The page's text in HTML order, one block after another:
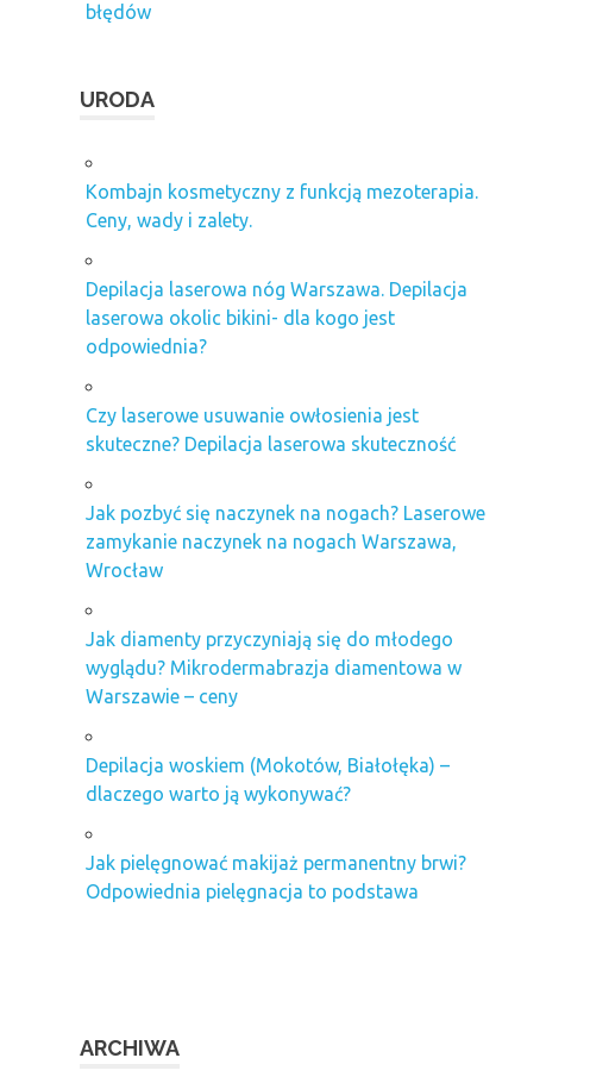
błędów
URODA
Kombajn kosmetyczny z funkcją mezoterapia.
Ceny, wady i zalety.
Depilacja laserowa nóg Warszawa. Depilacja
laserowa okolic bikini- dla kogo jest
odpowiednia?
Czy laserowe usuwanie owłosienia jest
skuteczne? Depilacja laserowa skuteczność
Jak pozbyć się naczynek na nogach? Laserowe
zamykanie naczynek na nogach Warszawa,
Wrocław
Jak diamenty przyczyniają się do młodego
wyglądu? Mikrodermabrazja diamentowa w
Warszawie – ceny
Depilacja woskiem (Mokotów, Białołęka) –
dlaczego warto ją wykonywać?
Jak pielęgnować makijaż permanentny brwi?
Odpowiednia pielęgnacja to podstawa
ARCHIWA